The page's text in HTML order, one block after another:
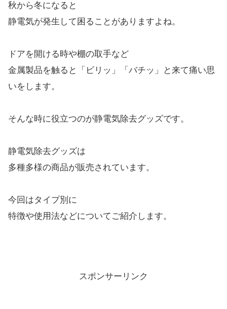
秋から冬になると
静電気が発生して困ることがありますよね。
ドアを開ける時や棚の取手など
金属製品を触ると「ビリッ」「バチッ」と来て痛い思
いをします。
そんな時に役立つのが静電気除去グッズです。
静電気除去グッズは
多種多様の商品が販売されています。
今回はタイプ別に
特徴や使用法などについてご紹介します。
スポンサーリンク